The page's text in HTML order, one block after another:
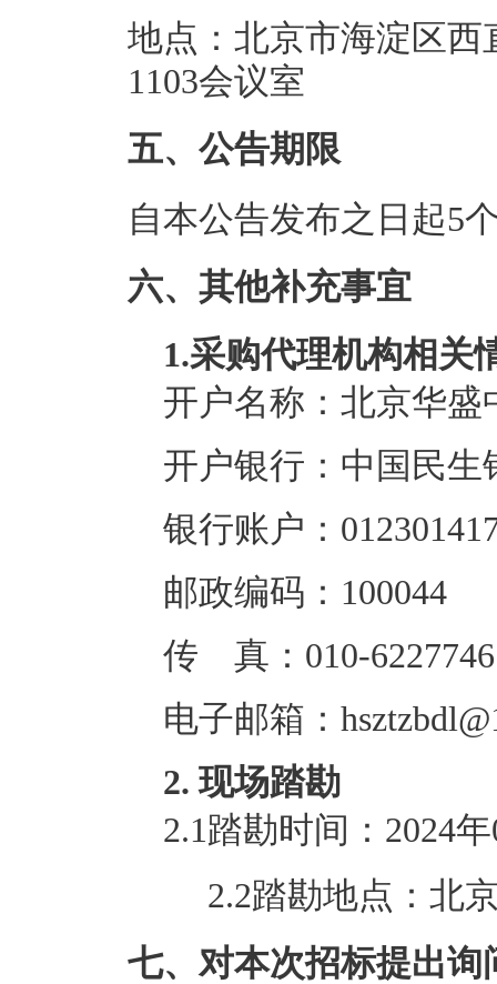
地点：北京市海淀区西
1103会议室
五、公告期限
自本公告发布之日起5
六、其他补充事宜
1.采购代理机构相关
开户名称：北京华
开户银行：中国民
银行账户：
邮政编码：100044
传 真：010-
电子邮箱：
2.现场踏勘
2.1踏勘时间：2024
2.2踏勘地点：北京
七、对本次招标提出